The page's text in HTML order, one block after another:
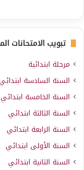
تبويب الامتحانات
مرحلة ابتدائية
السنة السادسة ابتدائي
السنة الخامسة ابتدائي
السنة الثالثة ابتدائي
السنة الرابعة ابتدائي
السنة الأولى ابتدائي
السنة الثانية ابتدائي